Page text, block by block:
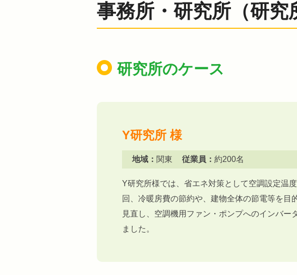
事務所・研究所（研究
研究所のケース
Y研究所 様
地域： 関東 従業員： 約200名
Y研究所様では、省エネ対策として空調設定温
回、冷暖房費の節約や、建物全体の節電等を
見直し、空調機用ファン・ポンプへのインバ
ました。